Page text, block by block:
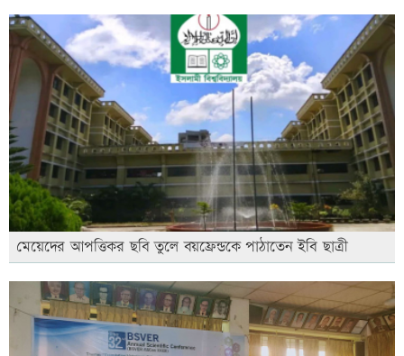
মেয়েদের আপত্তিকর ছবি তুলে বয়ফ্রেন্ডকে পাঠাতেন ইবি ছাত্রী